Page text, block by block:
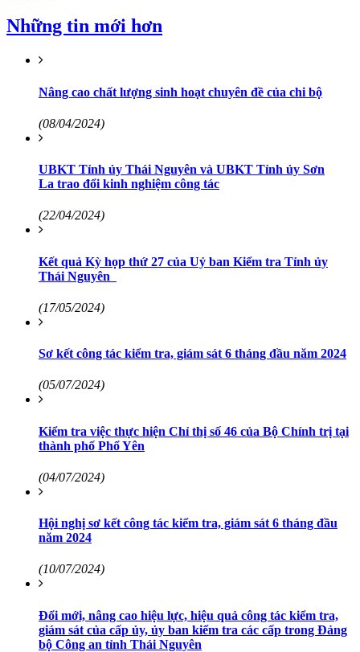
Những tin mới hơn
Nâng cao chất lượng sinh hoạt chuyên đề của chi bộ
(08/04/2024)
UBKT Tỉnh ủy Thái Nguyên và UBKT Tỉnh ủy Sơn
La trao đổi kinh nghiệm công tác
(22/04/2024)
Kết quả Kỳ họp thứ 27 của Uỷ ban Kiểm tra Tỉnh ủy
Thái Nguyên
(17/05/2024)
Sơ kết công tác kiểm tra, giám sát 6 tháng đầu năm 2024
(05/07/2024)
Kiểm tra việc thực hiện Chỉ thị số 46 của Bộ Chính trị tại
thành phố Phổ Yên
(04/07/2024)
Hội nghị sơ kết công tác kiểm tra, giám sát 6 tháng đầu
năm 2024
(10/07/2024)
Đổi mới, nâng cao hiệu lực, hiệu quả công tác kiểm tra,
giám sát của cấp ủy, ủy ban kiểm tra các cấp trong Đảng
bộ Công an tỉnh Thái Nguyên